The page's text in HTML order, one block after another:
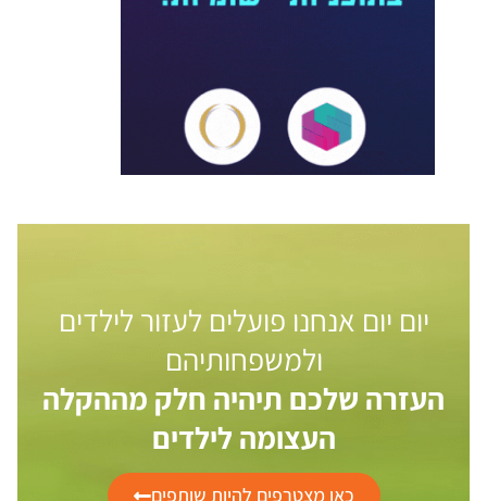
יום יום אנחנו פועלים לעזור לילדים
ולמשפחותיהם
העזרה שלכם תיהיה חלק מההקלה
העצומה לילדים
כאן מצטרפים להיות שותפים